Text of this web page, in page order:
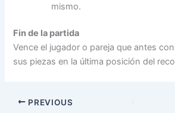
mismo.
Fin de la partida
Vence el jugador o pareja que antes
sus piezas en la última posición del
PREVIOUS